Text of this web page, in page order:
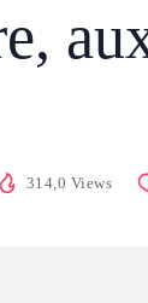
314,0 Views